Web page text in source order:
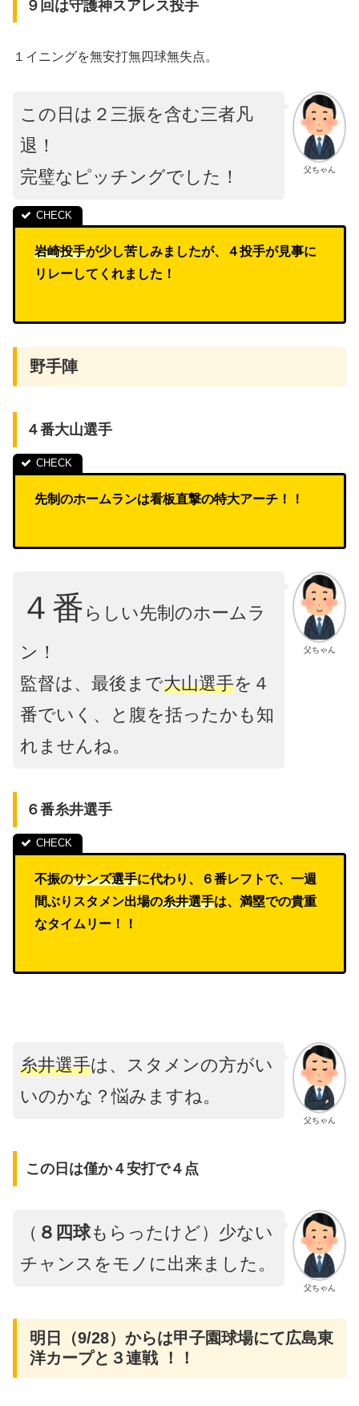
９回は守護神スアレス投手
１イニングを無安打無四球無失点。
父ちゃん
この日は２三振を含む三者凡
退！
完璧なピッチングでした！
岩崎投手が少し苦しみましたが、４投手が見事に
リレーしてくれました！
野手陣
４番大山選手
先制のホームランは看板直撃の特大アーチ！！
父ちゃん
４番 らしい先制のホームラ
ン！
監督は、最後まで大山選手を４
番でいく、と腹を括ったかも知
れませんね。
６番糸井選手
不振のサンズ選手に代わり、６番レフトで、一週
間ぶりスタメン出場の糸井選手は、満塁での貴重
なタイムリー！！
父ちゃん
糸井選手は、スタメンの方がい
いのかな？悩みますね。
この日は僅か４安打で４点
父ちゃん
（ ８四球もらったけど）少ない
チャンスをモノに出来ました。
明日（9/28）からは甲子園球場にて広島東
洋カープと３連戦 ！！